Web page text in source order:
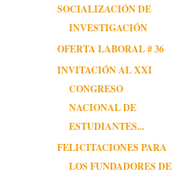
SOCIALIZACIÓN DE
INVESTIGACIÓN
OFERTA LABORAL # 36
INVITACIÓN AL XXI
CONGRESO
NACIONAL DE
ESTUDIANTES...
FELICITACIONES PARA
LOS FUNDADORES DE